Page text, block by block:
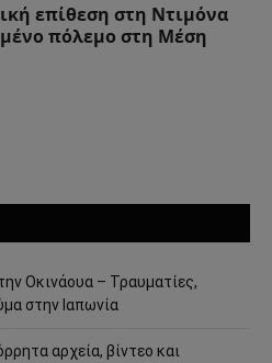
επίθεση στη Ντιμόνα
πόλεμο στη Μέση
Οκινάουα – Τραυματίες,
στην Ιαπωνία
αρχεία, βίντεο και